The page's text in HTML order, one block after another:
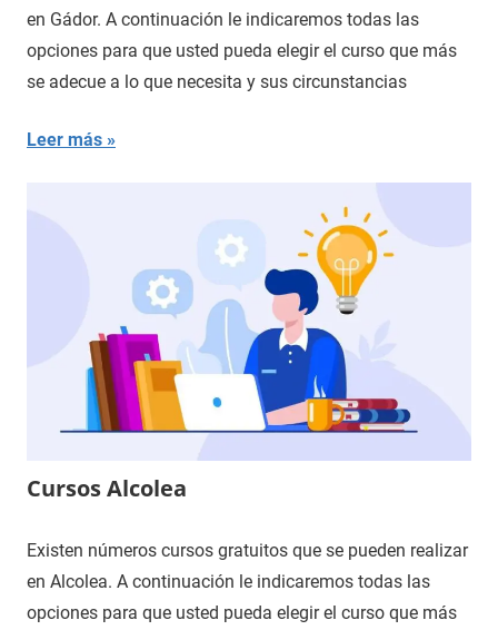
en Gádor. A continuación le indicaremos todas las
opciones para que usted pueda elegir el curso que más
se adecue a lo que necesita y sus circunstancias
Leer más
Cursos Alcolea
Existen números cursos gratuitos que se pueden realizar
en Alcolea. A continuación le indicaremos todas las
opciones para que usted pueda elegir el curso que más